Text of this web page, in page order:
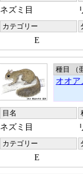
ネズミ目
カテゴリー
E
種目 （
オオア
目名
ネズミ目
カテゴリー
E